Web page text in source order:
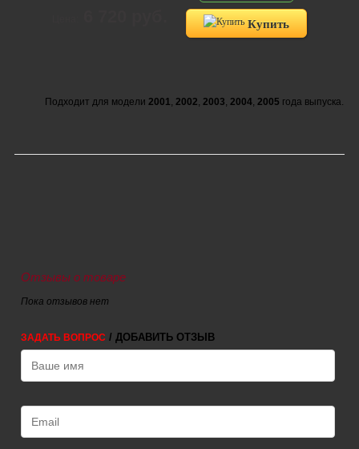
Купить
Подходит для модели 2001, 2002, 2003, 2004, 2005 года выпуска.
Отзывы о товаре
Пока отзывов нет
ЗАДАТЬ ВОПРОС / ДОБАВИТЬ ОТЗЫВ